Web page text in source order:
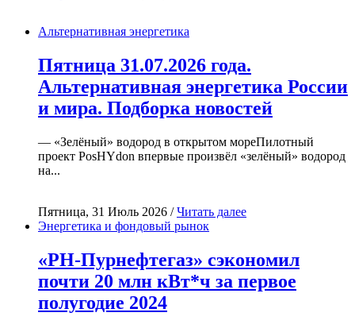
Альтернативная энергетика
Пятница 31.07.2026 года.
Альтернативная энергетика России
и мира. Подборка новостей
— «Зелёный» водород в открытом мореПилотный
проект PosHYdon впервые произвёл «зелёный» водород
на...
Пятница, 31 Июль 2026 /Читать далее
Энергетика и фондовый рынок
«РН-Пурнефтегаз» сэкономил
почти 20 млн кВт*ч за первое
полугодие 2024